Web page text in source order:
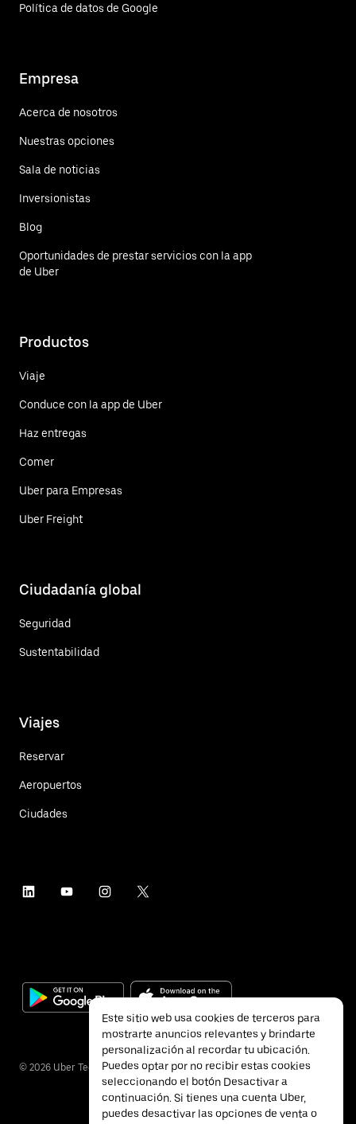
Política de datos de Google
Empresa
Acerca de nosotros
Nuestras opciones
Sala de noticias
Inversionistas
Blog
Oportunidades de prestar servicios con la app
de Uber
Productos
Viaje
Conduce con la app de Uber
Haz entregas
Comer
Uber para Empresas
Uber Freight
Ciudadanía global
Seguridad
Sustentabilidad
Viajes
Reservar
Aeropuertos
Ciudades
© 2026 Uber Technologies Inc.
Este sitio web usa cookies de terceros para
mostrarte anuncios relevantes y brindarte
personalización al recordar tu ubicación.
Puedes optar por no recibir estas cookies
seleccionando el botón Desactivar a
continuación. Si tienes una cuenta Uber,
puedes desactivar las opciones de venta o